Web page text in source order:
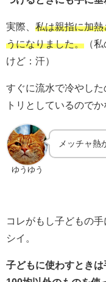
実際、 私は親指に加
うになりました。 （
けど：汗）
すぐに流水で冷やし
トリとしているので
ゆうゆう
メッチャ熱
コレがもし子どもの
シイ。
子どもに使わすとき